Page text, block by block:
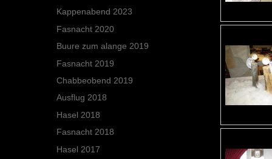
Kappenabend 2023
Fasnacht 2020
Buure zum alange 2019
Fasnacht 2019
Chabbeobend 2019
Ausflug 2018
Hasel 2018
Fasnacht 2018
Hasel 2017